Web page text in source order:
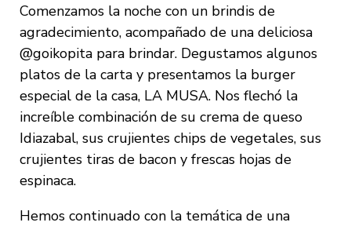
Comenzamos la noche con un brindis de
agradecimiento, acompañado de una deliciosa
@goikopita para brindar. Degustamos algunos
platos de la carta y presentamos la burger
especial de la casa, LA MUSA. Nos flechó la
increíble combinación de su crema de queso
Idiazabal, sus crujientes chips de vegetales, sus
crujientes tiras de bacon y frescas hojas de
espinaca.
Hemos continuado con la temática de una